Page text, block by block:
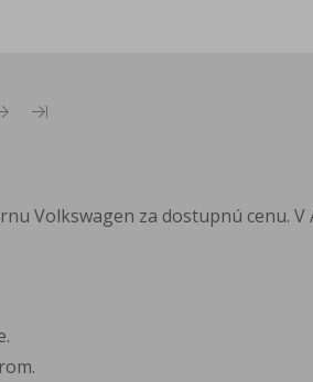
Volkswagen za dostupnú cenu. V